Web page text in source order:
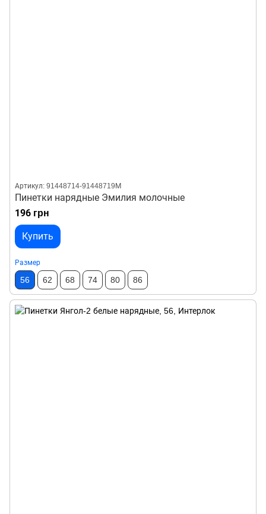
Артикул: 91448714-91448719М
Пинетки нарядные Эмилия молочные
196 грн
Купить
Размер
56 62 68 74 80 86